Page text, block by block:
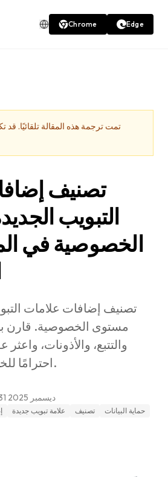
Chrome Edge
تمت ترجمة هذه المقالة تلقائيًا.
تصنيف
التبويب
الخصوصية في
تصنيف إضافات علامات
مستوى الخصوصية. قارن
والتتبع، والأذونات، واعثر
احترامًا للخصوصية لمتصفحك.
31 ديسمبر 2025
علامة تبويب جديدة تصنيف حماية البيانات